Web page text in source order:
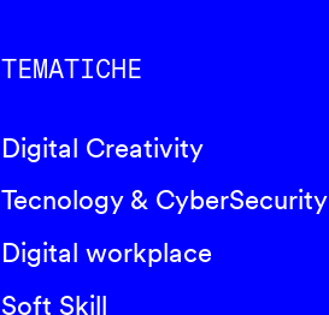
TEMATICHE
Digital Creativity
Tecnology & CyberSecurity
Digital workplace
Soft Skill